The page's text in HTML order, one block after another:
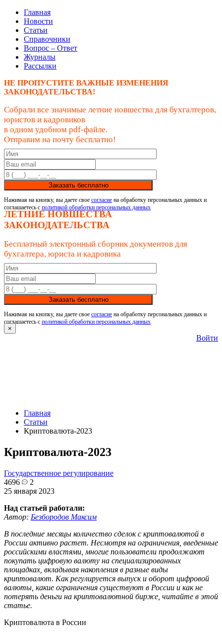
Главная
Новости
Статьи
Справочники
Вопрос – Ответ
Журналы
Рассылки
НЕ ПРОПУСТИТЕ ВАЖНЫЕ ИЗМЕНЕНИЯ
ЗАКОНОДАТЕЛЬСТВА!
Собрали все значимые летние новшества для бухгалтеров,
юристов и кадровиков
в одном удобном pdf-файле.
Отправим на почту бесплатно!
Заказать бесплатно
Нажимая на кнопку, вы даете свое согласие на обработку персональных данных и
соглашаетесь с политикой обработки персональных данных
ЛЕТНИЕ НОВШЕСТВА
ЗАКОНОДАТЕЛЬСТВА
Бесплатный электронный сборник документов для
бухгалтера, юриста и кадровика
Заказать бесплатно
Нажимая на кнопку, вы даете свое согласие на обработку персональных данных и
соглашаетесь с политикой обработки персональных данных
×
Войти
Главная
Статьи
Криптовалюта-2023
Криптовалюта-2023
Государственное регулирование
4696
2
25 января 2023
Над статьей работали:
Автор: Безбородов Максим
В последние месяцы количество сделок с криптовалютой в
России активно растет. Несмотря на ограничения, введенные
российскими властями, многие пользователи продолжают
покупать цифровую валюту на специализированных
площадках, вкладывая накопления в разные виды
криптовалют. Как регулируется выпуск и оборот цифровой
валюты, какие ограничения существуют в России и как не
потерять деньги на криптовалютной бирже, читайте в этой
статье.
Криптовалюта в России